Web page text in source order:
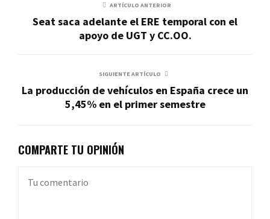
ARTÍCULO ANTERIOR
Seat saca adelante el ERE temporal con el
apoyo de UGT y CC.OO.
SIGUIENTE ARTÍCULO
La producción de vehículos en España crece un
5,45% en el primer semestre
COMPARTE TU OPINIÓN